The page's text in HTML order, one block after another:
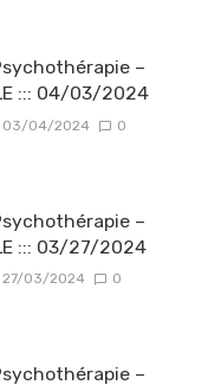
–
::: 04/03/2024
03/04/2024 0
–
::: 03/27/2024
27/03/2024 0
–